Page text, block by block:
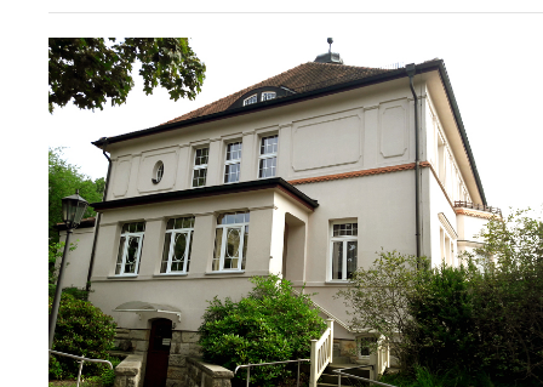
Arbeitsbereiche
Spenden
Dabeisein
Kontakt